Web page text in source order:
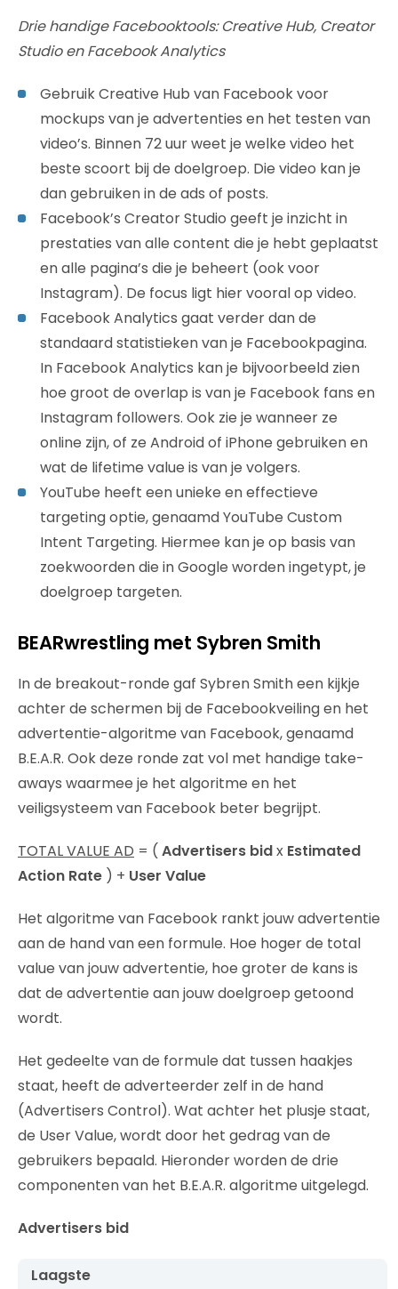
Drie handige Facebooktools: Creative Hub, Creator
Studio en Facebook Analytics
Gebruik Creative Hub van Facebook voor
mockups van je advertenties en het testen van
video’s. Binnen 72 uur weet je welke video het
beste scoort bij de doelgroep. Die video kan je
dan gebruiken in de ads of posts.
Facebook’s Creator Studio geeft je inzicht in
prestaties van alle content die je hebt geplaatst
en alle pagina’s die je beheert (ook voor
Instagram). De focus ligt hier vooral op video.
Facebook Analytics gaat verder dan de
standaard statistieken van je Facebookpagina.
In Facebook Analytics kan je bijvoorbeeld zien
hoe groot de overlap is van je Facebook fans en
Instagram followers. Ook zie je wanneer ze
online zijn, of ze Android of iPhone gebruiken en
wat de lifetime value is van je volgers.
YouTube heeft een unieke en effectieve
targeting optie, genaamd YouTube Custom
Intent Targeting. Hiermee kan je op basis van
zoekwoorden die in Google worden ingetypt, je
doelgroep targeten.
BEARwrestling met Sybren Smith
In de breakout-ronde gaf Sybren Smith een kijkje
achter de schermen bij de Facebookveiling en het
advertentie-algoritme van Facebook, genaamd
B.E.A.R. Ook deze ronde zat vol met handige take-
aways waarmee je het algoritme en het
veiligsysteem van Facebook beter begrijpt.
TOTAL VALUE AD = ( Advertisers bidx Estimated
Action Rate ) + User Value
Het algoritme van Facebook rankt jouw advertentie
aan de hand van een formule. Hoe hoger de total
value van jouw advertentie, hoe groter de kans is
dat de advertentie aan jouw doelgroep getoond
wordt.
Het gedeelte van de formule dat tussen haakjes
staat, heeft de adverteerder zelf in de hand
(Advertisers Control). Wat achter het plusje staat,
de User Value, wordt door het gedrag van de
gebruikers bepaald. Hieronder worden de drie
componenten van het B.E.A.R. algoritme uitgelegd.
Advertisers bid
Laagste